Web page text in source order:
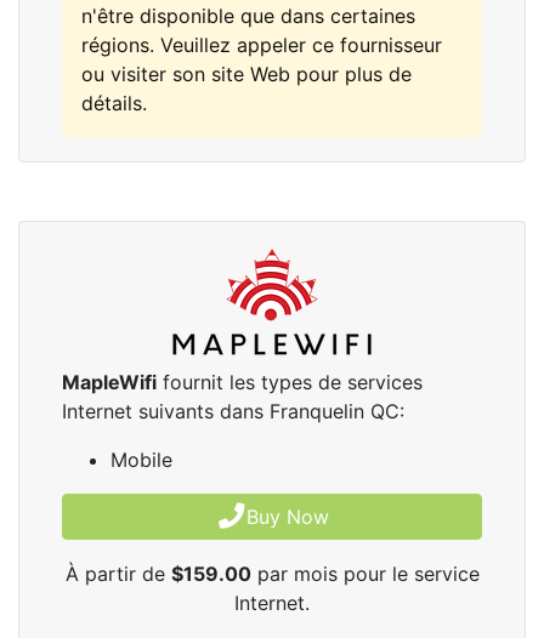
n'être disponible que dans certaines
régions. Veuillez appeler ce fournisseur
ou visiter son site Web pour plus de
détails.
MapleWifi fournit les types de services
Internet suivants dans Franquelin QC:
Mobile
Buy Now
À partir de $159.00par mois pour le service
Internet.